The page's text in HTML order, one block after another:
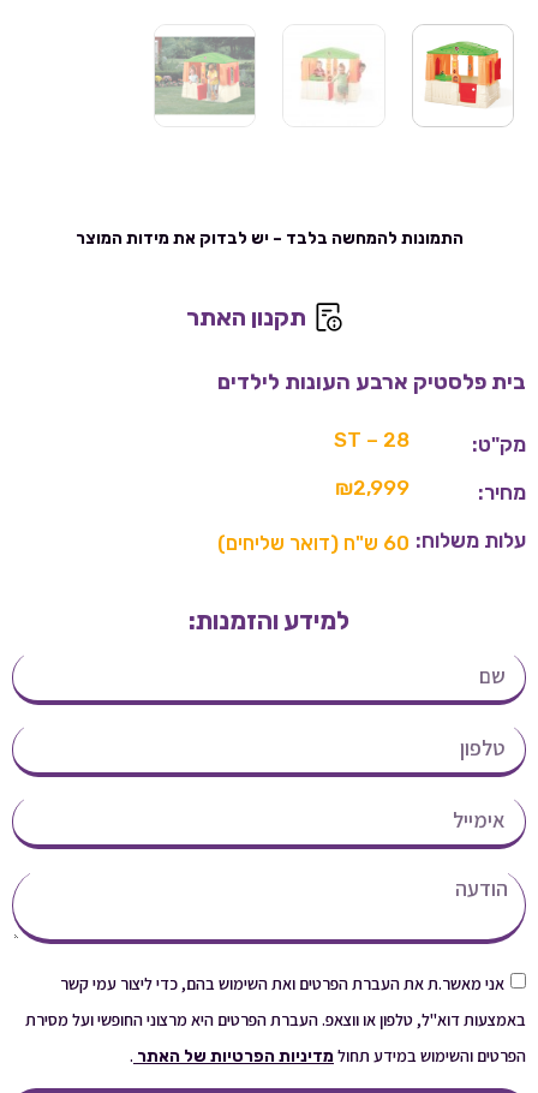
התמונות להמחשה בלבד – יש לבדוק את מידות המוצר
תקנון האתר
בית פלסטיק ארבע העונות לילדים
מק"ט: ST – 28
מחיר: ₪2,999
עלות משלוח: 60 ש"ח (דואר שליחים)
למידע והזמנות:
אני מאשר.ת את העברת הפרטים ואת השימוש בהם, כדי ליצור עמי קשר
באמצעות דוא"ל, טלפון או ווצאפ. העברת הפרטים היא מרצוני החופשי ועל מסירת
הפרטים והשימוש במידע תחולמדיניות הפרטיות של האתר .